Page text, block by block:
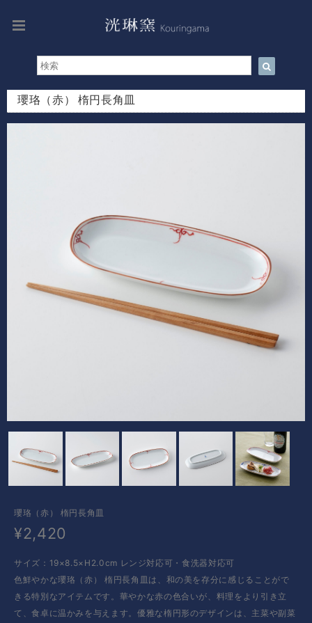
瓔珞（赤） 楕円長角皿
瓔珞（赤） 楕円長角皿
¥2,420
サイズ：19×8.5×H2.0cm レンジ対応可・食洗器対応可
色鮮やかな瓔珞（赤） 楕円長角皿は、和の美を存分に感じることがで
きる特別なアイテムです。華やかな赤の色合いが、料理をより引き立
て、食卓に温かみを与えます。優雅な楕円形のデザインは、主菜や副菜